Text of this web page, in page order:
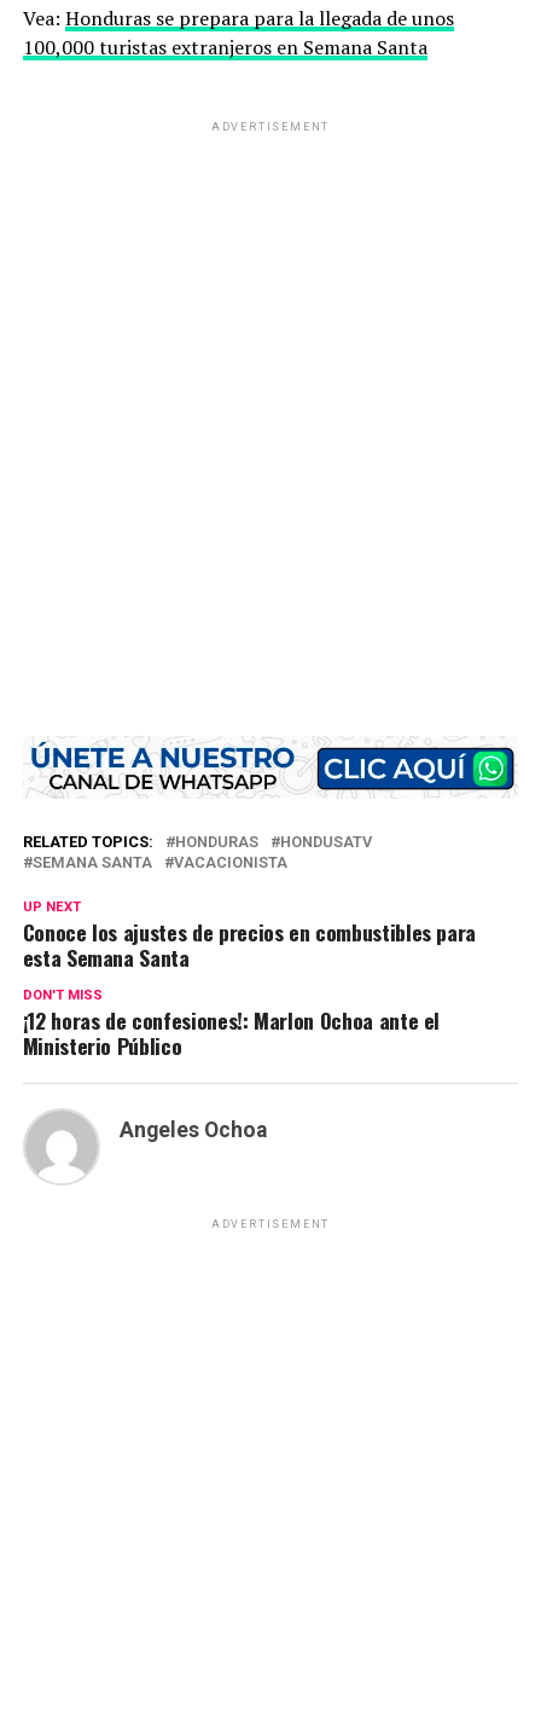
Vea: Honduras se prepara para la llegada de unos
100,000 turistas extranjeros en Semana Santa
ADVERTISEMENT
RELATED TOPICS: HONDURAS
HONDUSATV
SEMANA SANTA
VACACIONISTA
UP NEXT
Conoce los ajustes de precios en combustibles para
esta Semana Santa
DON'T MISS
¡12 horas de confesiones!: Marlon Ochoa ante el
Ministerio Público
Angeles Ochoa
ADVERTISEMENT